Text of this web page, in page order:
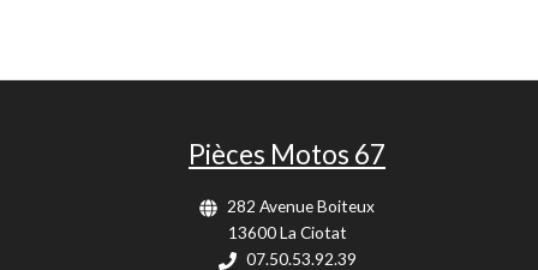
Pièces Motos 67
282 Avenue Boiteux
13600 La Ciotat
07.50.53.92.39